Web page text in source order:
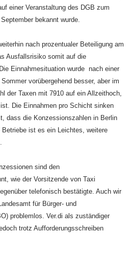
einer Veranstaltung des DGB zum
bekannt wurde.
nach prozentualer Beteiligung am
Ausfallsrisiko somit auf die
Einnahmesituation wurde nach einer
vorübergehend besser, aber im
der Taxen mit 7910 auf ein Allzeithoch,
Die Einnahmen pro Schicht sinken
dass die Konzessionszahlen in Berlin
ist es ein Leichtes, weitere
sind den
wie der Vorsitzende von Taxi
telefonisch bestätigte. Auch wir
für Bürger- und
problemlos. Ver.di als zuständiger
trotz Aufforderungsschreiben